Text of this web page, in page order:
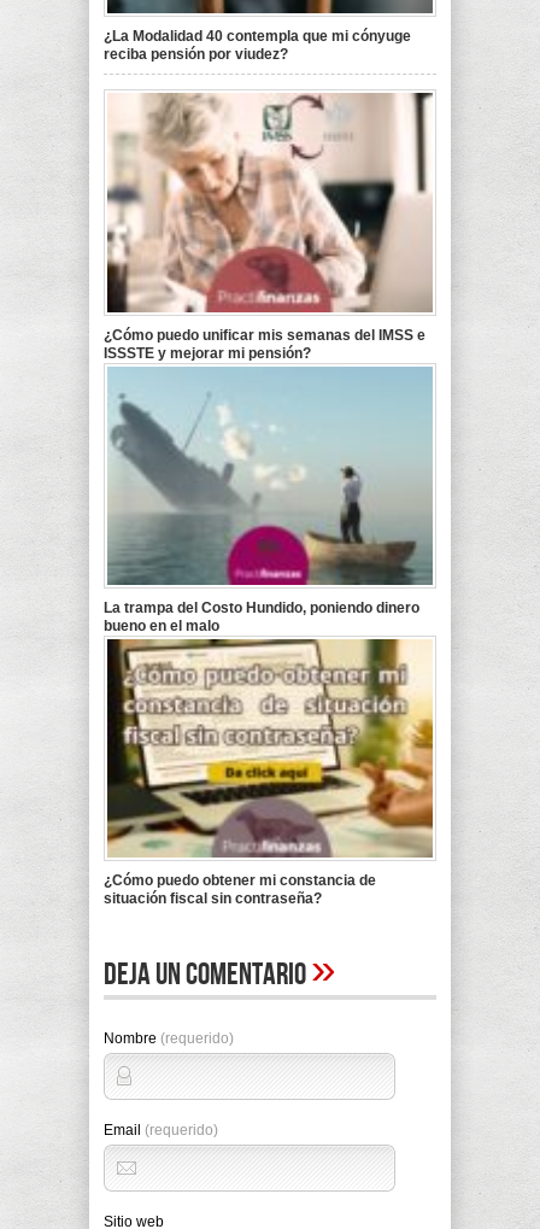
¿La Modalidad 40 contempla que mi cónyuge
reciba pensión por viudez?
¿Cómo puedo unificar mis semanas del IMSS e
ISSSTE y mejorar mi pensión?
La trampa del Costo Hundido, poniendo dinero
bueno en el malo
¿Cómo puedo obtener mi constancia de
situación fiscal sin contraseña?
Deja un comentario»
Nombre (requerido)
Email (requerido)
Sitio web